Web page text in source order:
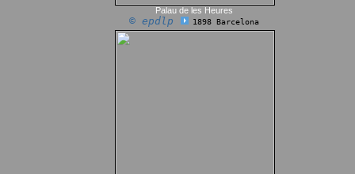
Palau de les Heures
© epdlp 1898 Barcelona